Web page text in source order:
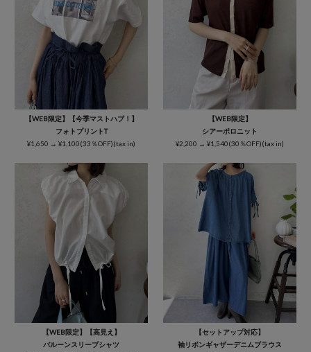
【WEB限定】【今季マストハブ！】
フォトプリントT
¥1,650 → ¥1,100(33％OFF)(tax in)
【WEB限定】
シアーポロニット
¥2,200 → ¥1,540(30％OFF)(tax in)
【WEB限定】【高見え】
バルーンスリーブシャツ
【セットアップ対応】
袖リボンギャザーデニムブラウス